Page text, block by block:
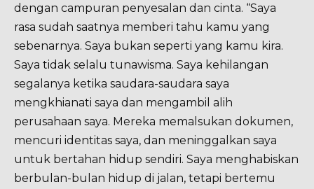
dengan campuran penyesalan dan cinta. “Saya
rasa sudah saatnya memberi tahu kamu yang
sebenarnya. Saya bukan seperti yang kamu kira.
Saya tidak selalu tunawisma. Saya kehilangan
segalanya ketika saudara-saudara saya
mengkhianati saya dan mengambil alih
perusahaan saya. Mereka memalsukan dokumen,
mencuri identitas saya, dan meninggalkan saya
untuk bertahan hidup sendiri. Saya menghabiskan
berbulan-bulan hidup di jalan, tetapi bertemu